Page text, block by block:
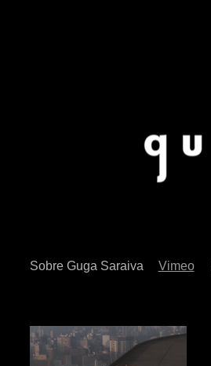
Sobre Guga Saraiva Vimeo